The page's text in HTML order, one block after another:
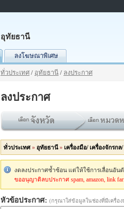
อุทัยธานี
ลงโฆษณาพิเศษ
ทั่วประเทศ / อุทัยธานี / ลงประกาศ
ลงประกาศ
ทั่วประเทศ » อุทัยธานี» เครื่องมือ/ เครื่องจักรกล
งดลงประกาศซ้ำซ้อน แต่ให้ใช้การเลื่อนอั
ขออนุญาติลบประกาศ spam, amazon, link
หัวข้อประกาศ: (กรุณาใส่ข้อมูลในช่องที่มีเครื่อ